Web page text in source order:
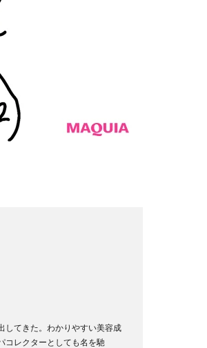
してきた。わかりやすい美容成
コレクターとしても名を馳